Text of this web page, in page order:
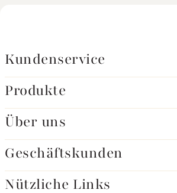
Kundenservice
Produkte
Über uns
Geschäftskunden
Nützliche Links